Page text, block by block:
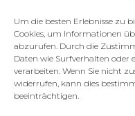
Um die besten Erlebnisse zu
Cookies, um Informationen
abzurufen. Durch die
Daten wie Surfverhalten oder
verarbeiten. Wenn Sie nicht
widerrufen, kann dies
beeinträchtigen.
Gola di
Unsere
Aktivitäten,Natur,